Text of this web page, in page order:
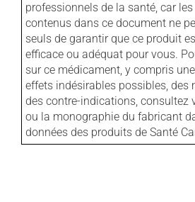
professionnels de la santé, car
contenus dans ce document ne
seuls de garantir que ce produit
efficace ou adéquat pour vous.
sur ce médicament, y compris
effets indésirables possibles, des
des contre-indications, consultez
ou la monographie du fabricant
données des produits de Santé